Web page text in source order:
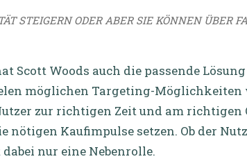
STEIGERN ODER ABER SIE KÖNNEN ÜBER
Scott Woods auch die passende
möglichen Targeting-Möglichkeiten
zur richtigen Zeit und am richtigen
nötigen Kaufimpulse setzen. Ob der
nur eine Nebenrolle.